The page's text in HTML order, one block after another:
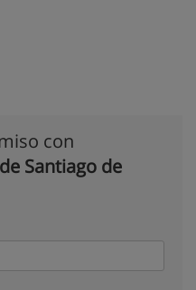
con
Santiago de